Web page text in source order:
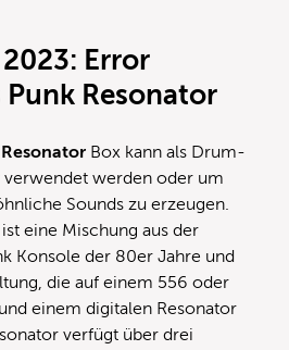
Error
Punk Resonator
Box kann als Drum-
verwendet werden oder um
Sounds zu erzeugen.
eine Mischung aus der
Konsole der 80er Jahre und
die auf einem 556 oder
einem digitalen Resonator
verfügt über drei